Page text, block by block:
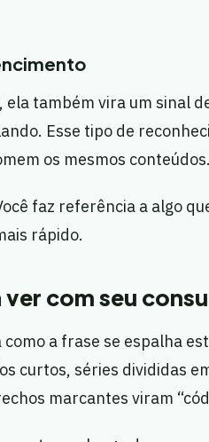
ela também vira um sinal
Esse tipo de
os mesmos conteúdos.
faz referência a algo
rápido.
com seu
a frase se espalha
curtos, séries divididas
marcantes viram